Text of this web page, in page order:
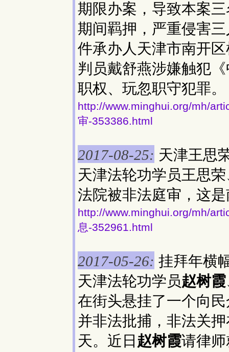
期限办案，导致本案
期间羁押，严重侵害
件承办人天津市南开
判员戴舒燕涉嫌触犯
职权、玩忽职守犯罪。
http://www.minghui.org/mh/
审-353386.html
2017-08-25: 天津王思
天津法轮功学员王思
法院被非法庭审，这
http://www.minghui.org/mh/
息-352961.html
2017-05-26: 挂拜年
天津法轮功学员赵树霞
在街头悬挂了一个向
并非法批捕，非法关
天。近日 赵树霞请律